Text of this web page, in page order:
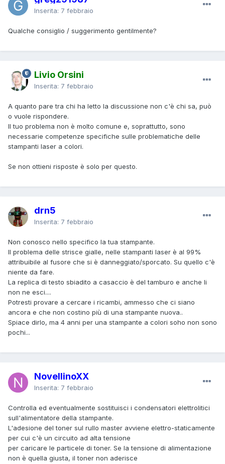
Inserita: 7 febbraio
Qualche consiglio / suggerimento gentilmente?
Livio Orsini
Inserita: 7 febbraio
A quanto pare tra chi ha letto la discussione non c'è chi sa, può
o vuole rispondere.
Il tuo problema non è molto comune e, soprattutto, sono
necessarie competenze specifiche sulle problematiche delle
stampanti laser a colori.
Se non ottieni risposte è solo per questo.
drn5
Inserita: 7 febbraio
Non conosco nello specifico la tua stampante.
Il problema delle strisce gialle, nelle stampanti laser è al 99%
attribuibile al fusore che si è danneggiato/sporcato. Su quello c'è
niente da fare.
La replica di testo sbiadito a casaccio è del tamburo e anche li
non ne esci....
Potresti provare a cercare i ricambi, ammesso che ci siano
ancora e che non costino più di una stampante nuova..
Spiace dirlo, ma 4 anni per una stampante a colori soho non sono
pochi...
NovellinoXX
Inserita: 7 febbraio
Controlla ed eventualmente sostituisci i condensatori elettrolitici
sull'alimentatore della stampante.
L'adesione del toner sul rullo master avviene elettro-staticamente
per cui c'è un circuito ad alta tensione
per caricare le particele di toner. Se la tensione di alimentazione
non è quella giusta, il toner non aderisce